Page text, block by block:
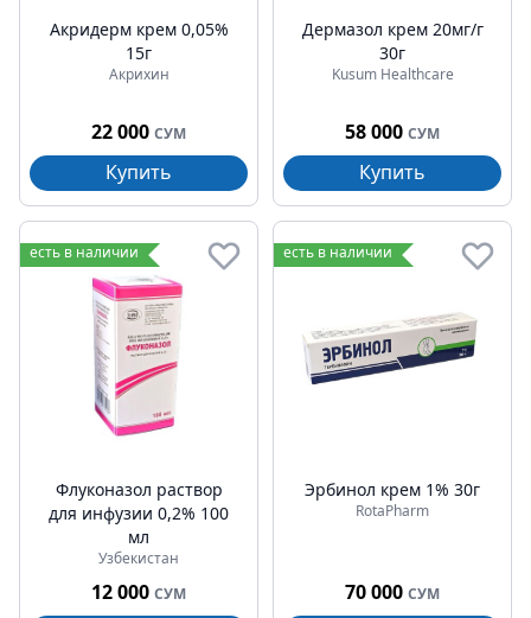
Акридерм крем 0,05%
15г
Акрихин
22 000 СУМ
Купить
Дермазол крем 20мг/г
30г
Kusum Healthcare
58 000 СУМ
Купить
есть в наличии
Флуконазол раствор
для инфузии 0,2% 100
мл
Узбекистан
12 000 СУМ
есть в наличии
Эрбинол крем 1% 30г
RotaPharm
70 000 СУМ